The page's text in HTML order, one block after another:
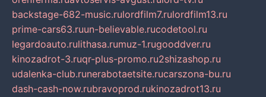
backstage-682-music.rulordfilm7.rulordfilm13.ru
prime-cars63.ruun-believable.rucodetool.ru
legardoauto.rulithasa.rumuz-1.rugooddver.ru
kinozadrot-3.ruqr-plus-promo.ru2shizashop.ru
udalenka-club.runerabotaetsite.rucarszona-bu.ru
dash-cash-now.rubravoprod.rukinozadrot13.ru